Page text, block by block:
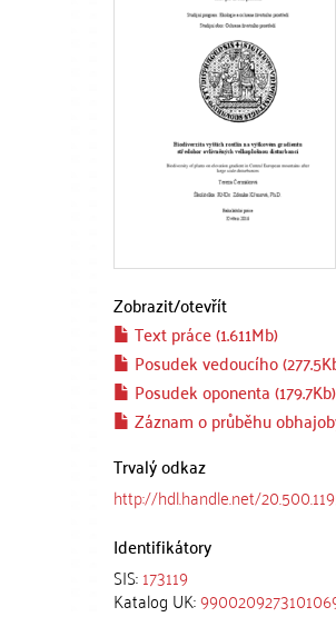
Zobrazit/otevřít
Text práce (1.611Mb)
Posudek vedoucího
Posudek oponenta (179.7Kb)
Záznam o průběhu
Trvalý odkaz
http://hdl.handle.net/
Identifikátory
SIS:173119
Katalog UK: